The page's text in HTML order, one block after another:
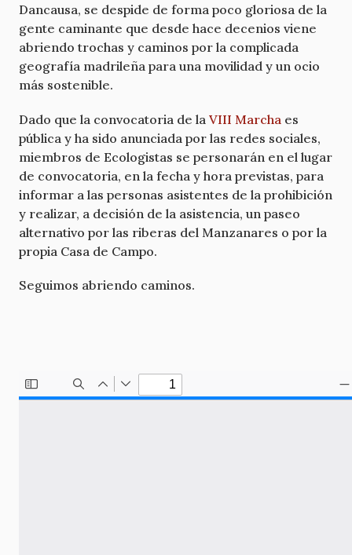
Dancausa, se despide de forma poco gloriosa de la
gente caminante que desde hace decenios viene
abriendo trochas y caminos por la complicada
geografía madrileña para una movilidad y un ocio
más sostenible.
Dado que la convocatoria de la VIII Marcha es
pública y ha sido anunciada por las redes sociales,
miembros de Ecologistas se personarán en el lugar
de convocatoria, en la fecha y hora previstas, para
informar a las personas asistentes de la prohibición
y realizar, a decisión de la asistencia, un paseo
alternativo por las riberas del Manzanares o por la
propia Casa de Campo.
Seguimos abriendo caminos.